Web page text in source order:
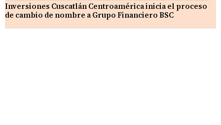
Inversiones Cuscatlán Centroamérica inicia el proceso
de cambio de nombre a Grupo Financiero BSC